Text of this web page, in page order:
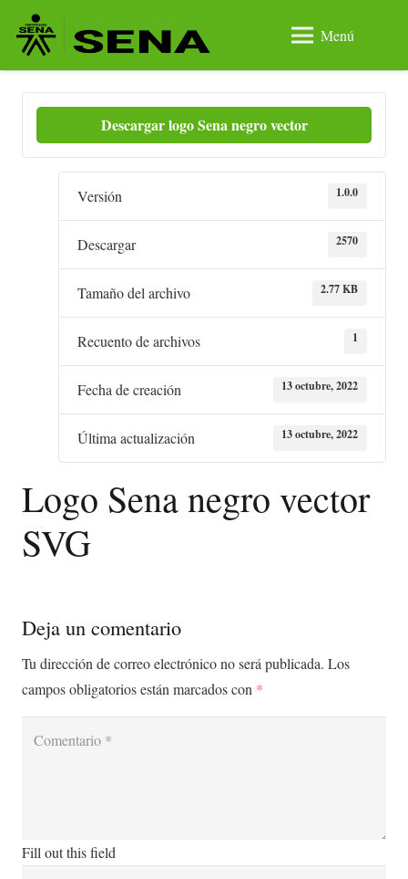
Menú
Descargar logo Sena negro vector
Versión 1.0.0
Descargar 2570
Tamaño del archivo 2.77 KB
Recuento de archivos 1
Fecha de creación 13 octubre, 2022
Última actualización 13 octubre, 2022
Logo Sena negro vector
SVG
Deja un comentario
Tu dirección de correo electrónico no será publicada. Los
campos obligatorios están marcados con *
Fill out this field